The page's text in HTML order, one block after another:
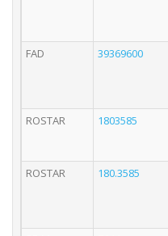
FAD
39369600
ROSTAR
1803585
ROSTAR
180.3585